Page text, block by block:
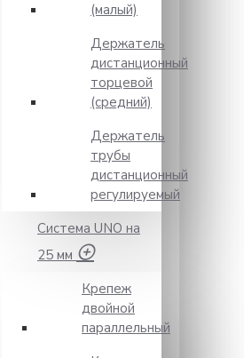
(малый)
Держатель
дистанционный
торцевой
(средний)
Держатель
трубы
дистанционный
регулируемый
Система UNO на
25 мм
Крепеж
двойной
параллельный